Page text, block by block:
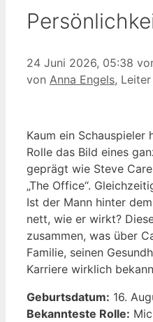
24 Juni 2026, 05:38
von Anna Engels,
Kaum ein Schauspieler
Rolle das Bild eines
geprägt wie Steve
„The Office“.
Ist der Mann hinter
nett, wie er wirkt?
zusammen, was über
Familie, seinen
Karriere wirklich
Geburtsdatum: 16.
Bekannteste Rolle: